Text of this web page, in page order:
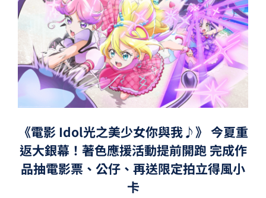
《電影 Idol光之美少女你與我♪》 今夏重
返大銀幕！著色應援活動提前開跑 完成作
品抽電影票、公仔、再送限定拍立得風小
卡